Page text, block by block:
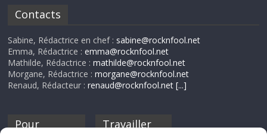
Contacts
Sabine, Rédactrice en chef : sabine@rocknfool.net
Emma, Rédactrice :emma@rocknfool.net
Mathilde, Rédactrice :mathilde@rocknfool.net
Morgane, Rédactrice :morgane@rocknfool.net
Renaud, Rédacteur :renaud@rocknfool.net [...]
Pour
Travailler